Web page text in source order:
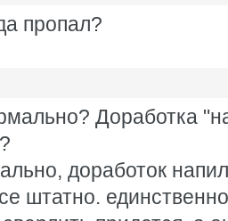
пропал?
Доработка
доработок
штатно.